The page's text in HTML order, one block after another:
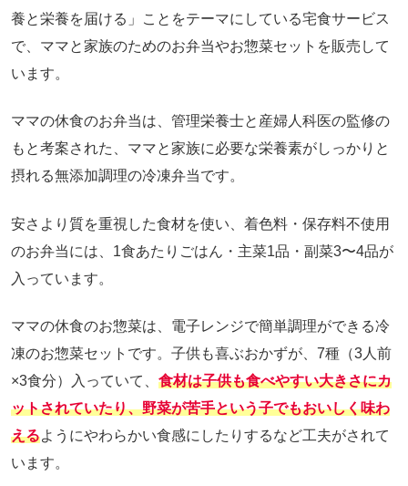
養と栄養を届ける」ことをテーマにしている宅食サービス
で、ママと家族のためのお弁当やお惣菜セットを販売して
います。
ママの休食のお弁当は、管理栄養士と産婦人科医の監修の
もと考案された、ママと家族に必要な栄養素がしっかりと
摂れる無添加調理の冷凍弁当です。
安さより質を重視した食材を使い、着色料・保存料不使用
のお弁当には、1食あたりごはん・主菜1品・副菜3〜4品が
入っています。
ママの休食のお惣菜は、電子レンジで簡単調理ができる冷
凍のお惣菜セットです。子供も喜ぶおかずが、7種（3人前
×3食分）入っていて、 食材は子供も食べやすい大きさにカ
ットされていたり、野菜が苦手という子でもおいしく味わ
えるようにやわらかい食感にしたりするなど工夫がされて
います。